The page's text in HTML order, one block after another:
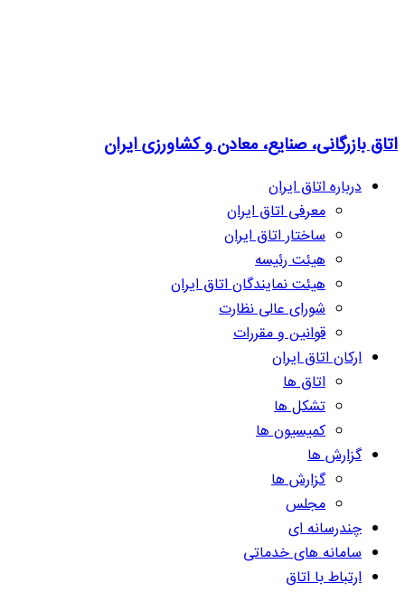
اتاق بازرگانی، صنایع، معادن و کشاورزی ایران
درباره اتاق ایران
معرفی اتاق ایران
ساختار اتاق ایران
هیئت رئیسه
هیئت نمایندگان اتاق ایران
شورای عالی نظارت
قوانین و مقررات
ارکان اتاق ایران
اتاق ها
تشکل ها
کمیسیون ها
گزارش ها
گزارش ها
مجلس
چندرسانه ای
سامانه های خدماتی
ارتباط با اتاق